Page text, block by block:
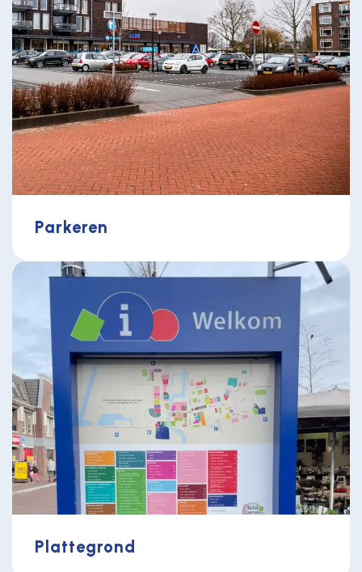
Parkeren
Plattegrond